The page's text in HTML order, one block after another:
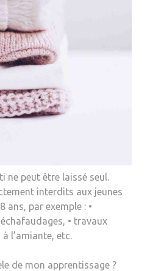
ne peut être laissé seul.
interdits aux jeunes
ans, par exemple : •
• travaux
l’amiante, etc.
de mon apprentissage ?